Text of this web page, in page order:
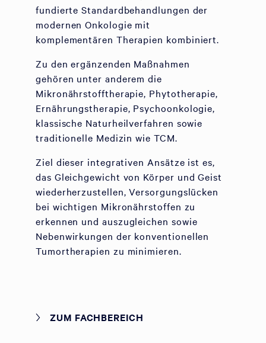
fundierte Standardbehandlungen der
modernen Onkologie mit
komplementären Therapien kombiniert.
Zu den ergänzenden Maßnahmen
gehören unter anderem die
Mikronährstofftherapie, Phytotherapie,
Ernährungstherapie, Psychoonkologie,
klassische Naturheilverfahren sowie
traditionelle Medizin wie TCM.
Ziel dieser integrativen Ansätze ist es,
das Gleichgewicht von Körper und Geist
wiederherzustellen, Versorgungslücken
bei wichtigen Mikronährstoffen zu
erkennen und auszugleichen sowie
Nebenwirkungen der konventionellen
Tumortherapien zu minimieren.
ZUM FACHBEREICH